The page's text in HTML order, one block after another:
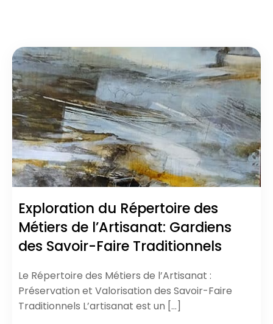
Exploration du Répertoire des
Métiers de l’Artisanat: Gardiens
des Savoir-Faire Traditionnels
Le Répertoire des Métiers de l’Artisanat :
Préservation et Valorisation des Savoir-Faire
Traditionnels L’artisanat est un […]